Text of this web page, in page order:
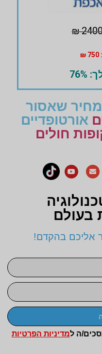
שאסור
אורטופדיים
חולים
בעולם
אליכם בהקדם!
ה למדיניות הפרטיות